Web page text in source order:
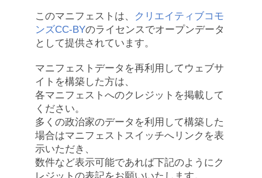
このマニフェストは、
クリエイティブコモ
ンズCC-BYのライセンスでオープンデータ
として提供されています。
マニフェストデータを再利用してウェブサ
イトを構築した方は、
各マニフェストへのクレジットを掲載して
ください。
多くの政治家のデータを利用して構築した
場合はマニフェストスイッチへリンクを表
示いただき、
数件など表示可能であれば下記のようにク